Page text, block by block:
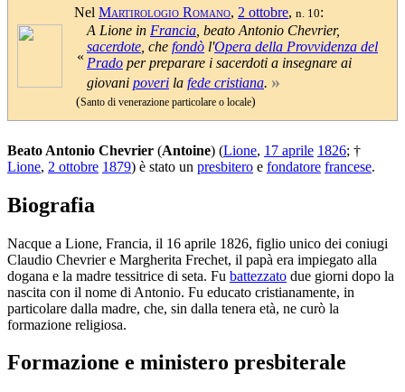
Nel Martirologio Romano, 2 ottobre, n. 10:
«
A Lione in Francia , beato Antonio Chevrier,
sacerdote , che fondò l'Opera della Provvidenza del
Prado per preparare i sacerdoti a insegnare ai
giovani poveri la fede cristiana. »
(Santo di venerazione particolare o locale)
Beato Antonio Chevrier (Antoine) (Lione, 17 aprile 1826; †
Lione, 2 ottobre 1879) è stato un presbitero e fondatore francese.
Biografia
Nacque a Lione, Francia, il 16 aprile 1826, figlio unico dei coniugi
Claudio Chevrier e Margherita Frechet, il papà era impiegato alla
dogana e la madre tessitrice di seta. Fu battezzato due giorni dopo la
nascita con il nome di Antonio. Fu educato cristianamente, in
particolare dalla madre, che, sin dalla tenera età, ne curò la
formazione religiosa.
Formazione e ministero presbiterale